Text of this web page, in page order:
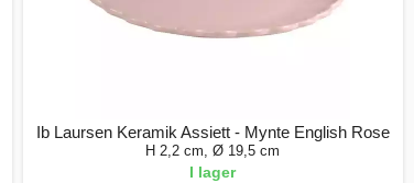
Ib Laursen Keramik Assiett - Mynte English Rose
H 2,2 cm, Ø 19,5 cm
I lager